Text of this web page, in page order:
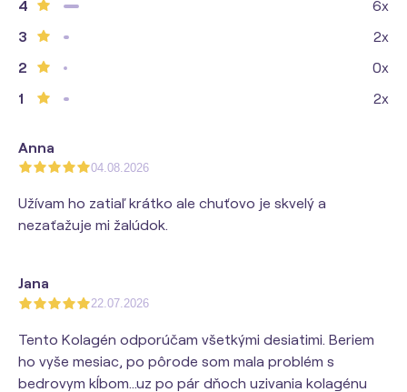
4
6x
3
2x
2
0x
1
2x
Anna
04.08.2026
Užívam ho zatiaľ krátko ale chuťovo je skvelý a
nezaťažuje mi žalúdok.
Jana
22.07.2026
Tento Kolagén odporúčam všetkými desiatimi. Beriem
ho vyše mesiac, po pôrode som mala problém s
bedrovym kĺbom...uz po pár dňoch uzivania kolagénu